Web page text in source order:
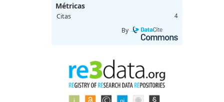
Métricas
Citas 4
By